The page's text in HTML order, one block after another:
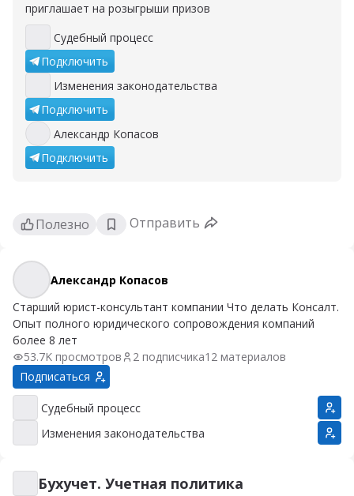
приглашает на розыгрыши призов
Судебный процесс
Судебный процесс
Подключить
Изменения законодательства
Изменения законодательства
Подключить
Александр Копасов
Александр Копасов
Подключить
Полезно Отправить
Александр Копасов
Александр Копасов
Старший юрист-консультант компании Что делать Консалт.
Опыт полного юридического сопровождения компаний
более 8 лет
53.7K просмотров
2 подписчика12 материалов
Подписаться
Судебный процесс
Судебный процесс
Изменения законодательства
Изменения законодательства
Бухучет. Учетная политика
Бухучет. Учетная политика